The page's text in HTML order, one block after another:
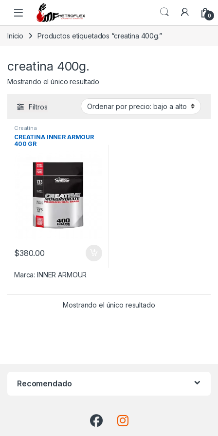
Saltar a la navegación
Saltar al contenido
0
Inicio Productos etiquetados “creatina 400g.”
creatina 400g.
Mostrando el único resultado
Filtros
Creatina
CREATINA INNER ARMOUR
400 GR
$380.00
Marca:INNER ARMOUR
Mostrando el único resultado
Recomendado